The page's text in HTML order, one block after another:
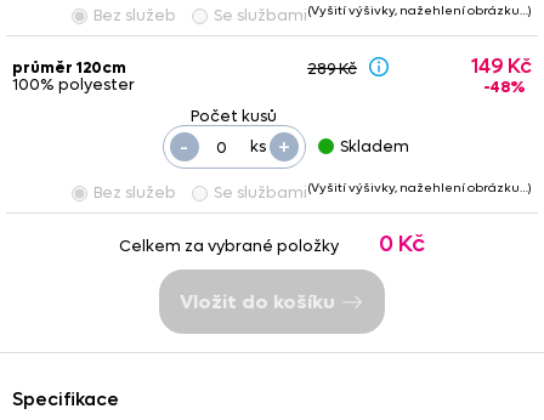
Bez služeb Se službami(Vyšití výšivky, nažehlení obrázku…)
průměr 120cm
100% polyester
ks +
-
289 Kč 149 Kč
-48%
Skladem
Bez služeb Se službami(Vyšití výšivky, nažehlení obrázku…)
Celkem za vybrané položky 0 Kč
Vložit do košíku
Specifikace